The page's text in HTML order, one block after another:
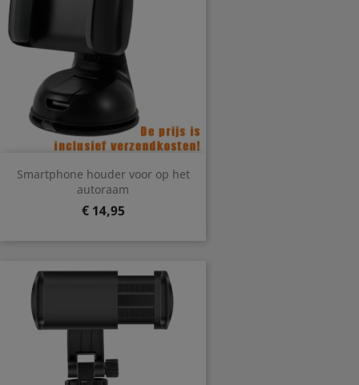
Smartphone houder voor op het
autoraam
Prijs
€ 14,95